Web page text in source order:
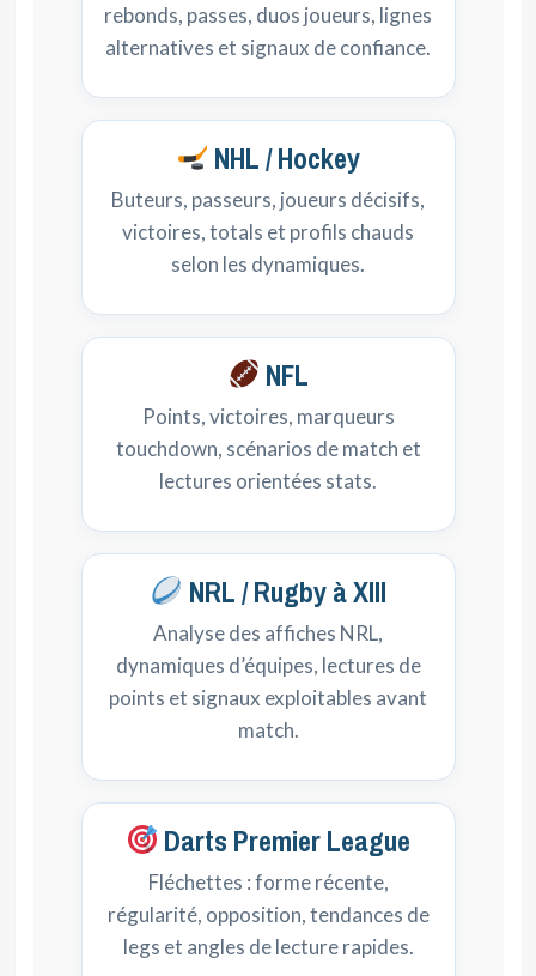
rebonds, passes, duos joueurs, lignes
alternatives et signaux de confiance.
NHL / Hockey
Buteurs, passeurs, joueurs décisifs,
victoires, totals et profils chauds
selon les dynamiques.
NFL
Points, victoires, marqueurs
touchdown, scénarios de match et
lectures orientées stats.
NRL / Rugby à XIII
Analyse des affiches NRL,
dynamiques d’équipes, lectures de
points et signaux exploitables avant
match.
Darts Premier League
Fléchettes : forme récente,
régularité, opposition, tendances de
legs et angles de lecture rapides.